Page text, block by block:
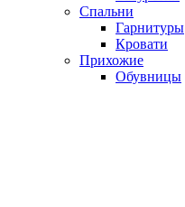
Спальни
Гарнитуры
Кровати
Прихожие
Обувницы